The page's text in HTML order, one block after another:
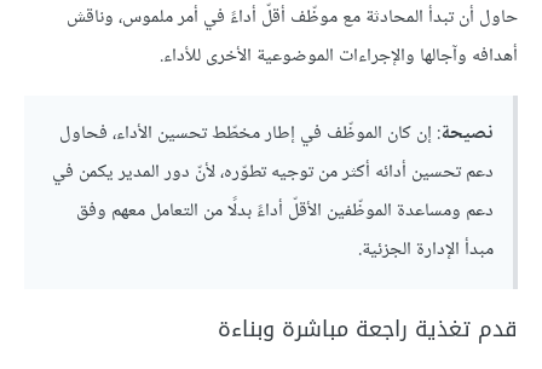
حاول أن تبدأ المحادثة مع موظّف أقلّ أداءً في أمر ملموس، وناقش
أهدافه وآجالها والإجراءات الموضوعية الأخرى للأداء.
نصيحة: إن كان الموظّف في إطار مخطّط تحسين الأداء، فحاول
دعم تحسين أدائه أكثر من توجيه تطوّره، لأنّ دور المدير يكمن في
دعم ومساعدة الموظّفين الأقلّ أداءً بدلًا من التعامل معهم وفق
مبدأ الإدارة الجزئية.
‏قدم تغذية راجعة مباشرة وبناءة